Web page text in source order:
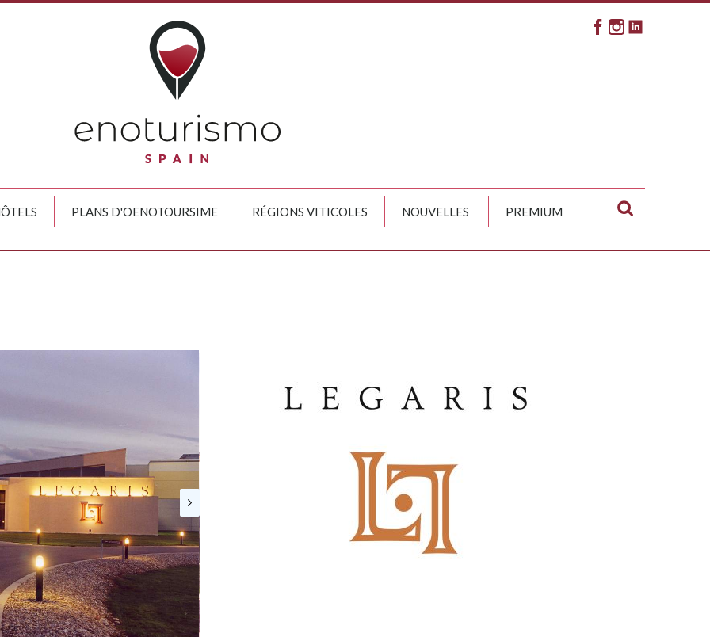
PLANS D'OENOTOURSIME RÉGIONS VITICOLES NOUVELLES PREMIUM